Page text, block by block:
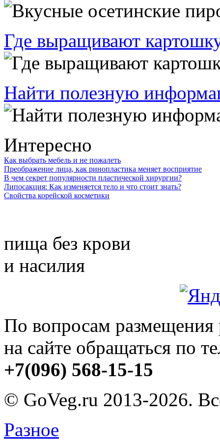
Где выращивают
Найти полезную
Интересно
Как выбрать мебель и не пожалеть
Преображение лица, как ринопластика меняет восприятие
В чем секрет популярности пластической хирургии?
Липосакция: Как изменяется тело и что стоит знать?
Свойства корейской косметики
пища без крови
и насилия
По вопросам размещения
на сайте обращаться по
+7(096) 568-15-15
© GoVeg.ru 2013-2026.
Разное